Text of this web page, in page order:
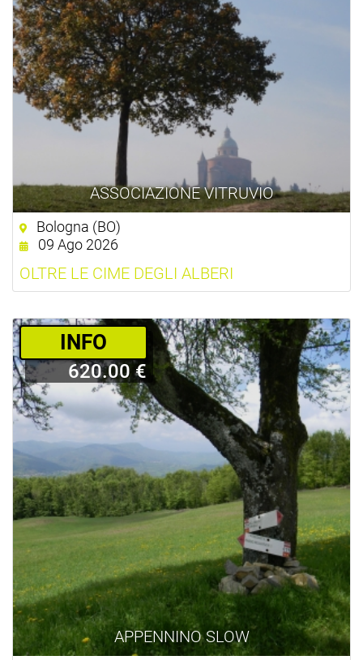
ASSOCIAZIONE VITRUVIO
Bologna (BO)
09 Ago 2026
OLTRE LE CIME DEGLI ALBERI
APPENNINO SLOW
­INFO
620.00 €